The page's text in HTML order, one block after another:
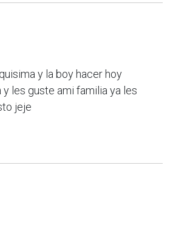
y la boy hacer hoy
les guste ami familia ya les
jeje